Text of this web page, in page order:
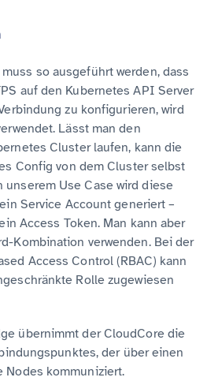
so ausgeführt werden, dass
auf den Kubernetes API Server
zu konfigurieren, wird
Lässt man den
Cluster laufen, kann die
Config von dem Cluster selbst
unserem Use Case wird diese
Service Account generiert –
Access Token. Man kann aber
Kombination verwenden. Bei der
Access Control (RBAC) kann
Rolle zugewiesen
übernimmt der CloudCore die
der über einen
Nodes kommuniziert.